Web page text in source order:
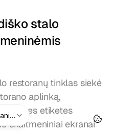
stalo
restoranų tinklas siekė
aplinką,
etiketes
skaitmeniniai ekranai
Lithuanian